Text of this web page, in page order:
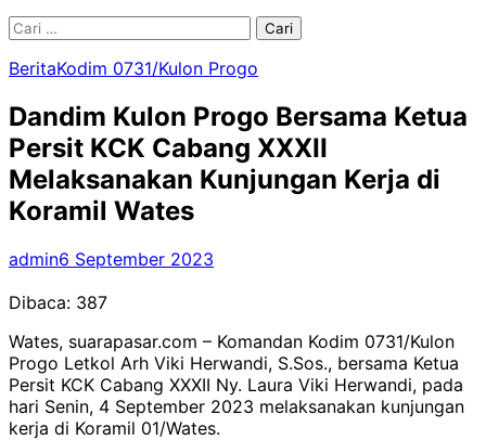
Cari
BeritaKodim 0731/Kulon Progo
Dandim Kulon Progo Bersama Ketua
Persit KCK Cabang XXXII
Melaksanakan Kunjungan Kerja di
Koramil Wates
admin6 September 2023
Dibaca: 387
Wates, suarapasar.com – Komandan Kodim 0731/Kulon
Progo Letkol Arh Viki Herwandi, S.Sos., bersama Ketua
Persit KCK Cabang XXXII Ny. Laura Viki Herwandi, pada
hari Senin, 4 September 2023 melaksanakan kunjungan
kerja di Koramil 01/Wates.